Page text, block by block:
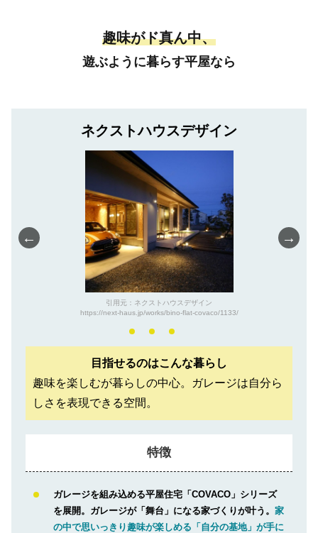
趣味がド真ん中、
遊ぶように暮らす平屋なら
ネクストハウスデザイン
←
引用元：ネクストハウスデザイン
https://next-haus.jp/works/bino-flat-covaco/1133/
→
目指せるのはこんな暮らし
趣味を楽しむが暮らしの中心。ガレージは自分ら
しさを表現できる空間。
特徴
ガレージを組み込める平屋住宅「COVACO」シリーズ
を展開。ガレージが「舞台」になる家づくりが叶う。家
の中で思いっきり趣味が楽しめる「自分の基地」が手に